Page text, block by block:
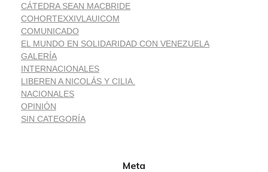
CÁTEDRA SEAN MACBRIDE
COHORTEXXIVLAUICOM
COMUNICADO
EL MUNDO EN SOLIDARIDAD CON VENEZUELA
GALERÍA
INTERNACIONALES
LIBEREN A NICOLÁS Y CILIA.
NACIONALES
OPINIÓN
SIN CATEGORÍA
Meta